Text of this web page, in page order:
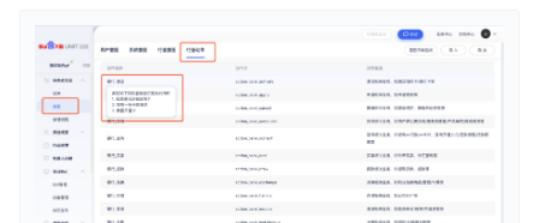
产品概述
快速入门案例
操作指南
API文档